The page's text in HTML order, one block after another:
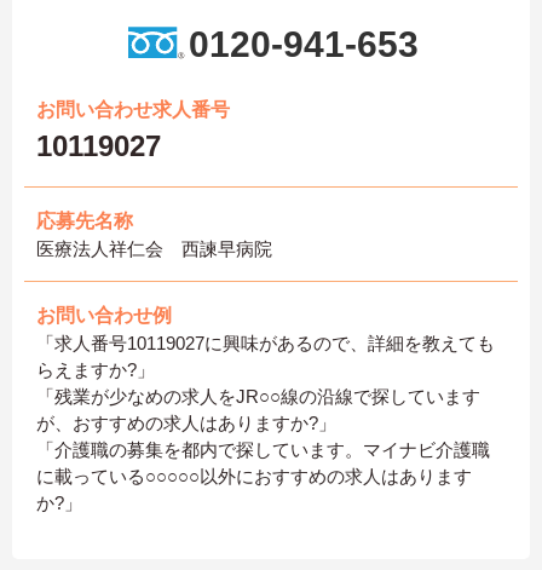
0120-941-653
お問い合わせ求人番号
10119027
応募先名称
医療法人祥仁会 西諫早病院
お問い合わせ例
「求人番号10119027に興味があるので、詳細を教えても
らえますか?」
「残業が少なめの求人をJR○○線の沿線で探しています
が、おすすめの求人はありますか?」
「介護職の募集を都内で探しています。マイナビ介護職
に載っている○○○○○以外におすすめの求人はあります
か?」